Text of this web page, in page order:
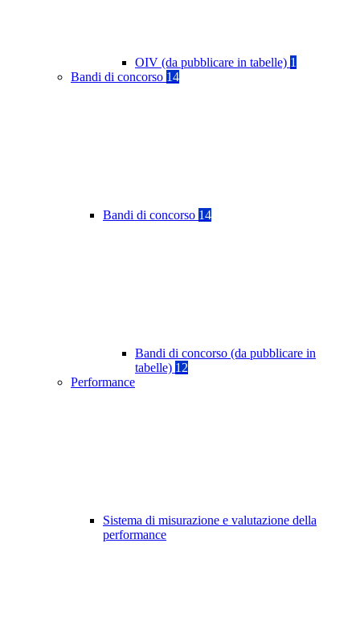
OIV (da pubblicare in tabelle) 1
Bandi di concorso 14
Bandi di concorso 14
Bandi di concorso (da pubblicare in
tabelle) 12
Performance
Sistema di misurazione e valutazione della
performance